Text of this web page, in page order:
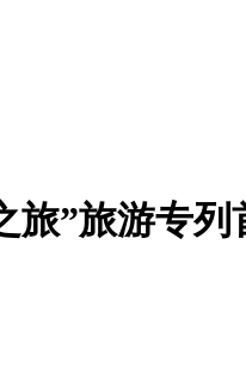
旅”旅游专列